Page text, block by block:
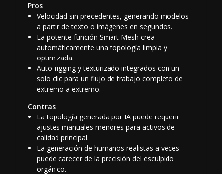
Pros
Velocidad sin precedentes, generando modelos
a partir de texto o imágenes en segundos.
La potente función Smart Mesh crea
automáticamente una topología limpia y
optimizada.
Auto-rigging y texturizado integrados con un
solo clic para un flujo de trabajo completo de
extremo a extremo.
Contras
La topología generada por IA puede requerir
ajustes manuales menores para activos de
calidad principal.
La generación de humanos realistas a veces
puede carecer de la precisión del esculpido
orgánico.